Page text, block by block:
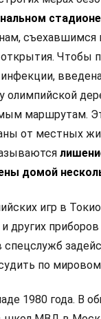
стадионе
съехавшимся
Чтобы
маршрутам.
от местных
домой
игр в
других
по
1980 года. В